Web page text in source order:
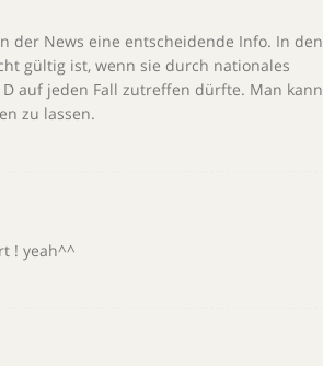
der News eine entscheidende Info. In den
gültig ist, wenn sie durch nationales
auf jeden Fall zutreffen dürfte. Man kann
zu lassen.
! yeah^^